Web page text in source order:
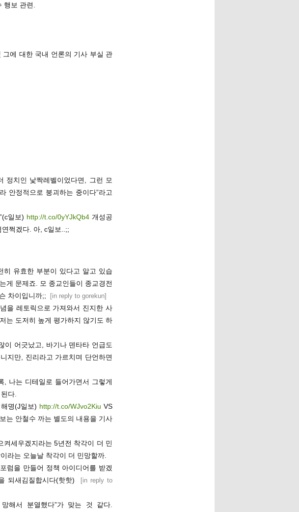
보 관련.
에 대한 국내 언론의 기사 부실 관
정치인 낯짝레벨이었다면, 그런 모
안정적으로 붕괴하는 중이다”라고
일보) http://t.co/0yYJkQb4 개성공
연쩍겠다. 아, c일보..;;
히 유효한 부분이 있다고 알고 있습
게 문제죠. 모 종교인들이 종교경전
차이입니까;; [in reply to gorekun]
을 레토릭으로 가져와서 진지한 사
는 도저히 높게 평가하지 않기도 하
이 어긋났고, 바기나 덴타타 언급도
지만, 진리라고 가르치며 단언하면
나는 디테일로 들어가면서 그렇게
다.
명(J일보) http://t.co/WJvo2Kiu VS
는 안철수 까는 별도의 내용을 기사
세우겠지라는 5년전 착각이 더 민
라는 오늘날 착각이 더 민망할까.
럼을 만들어 정책 아이디어를 받겠
되새김질합시다(핫핫) [in reply to
해서 분열했다”가 맞는 것 같다.